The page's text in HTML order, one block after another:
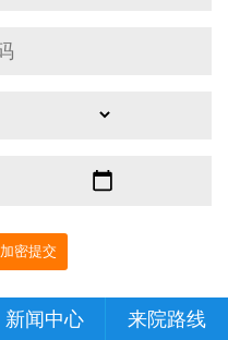
加密提交
新闻中心 来院路线